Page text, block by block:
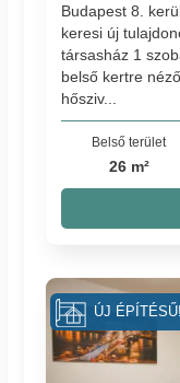
Budapest 8.
keresi új
társasház 1
belső kertre
hősziv...
Belső terület
26 m²
ÚJ ÉPÍTÉSŰ!